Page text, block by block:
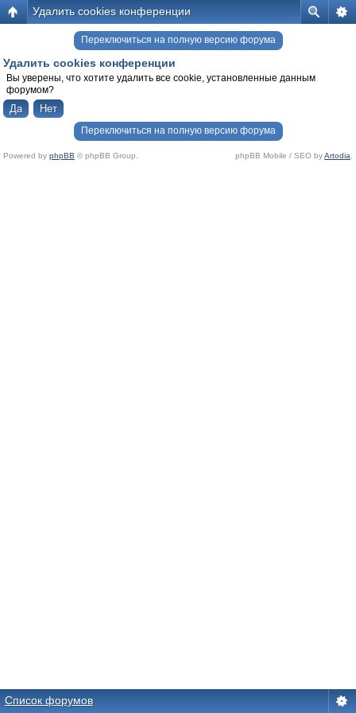
Удалить cookies конференции
Переключиться на полную версию форума
Удалить cookies конференции
Вы уверены, что хотите удалить все cookie, установленные данным
форумом?
Переключиться на полную версию форума
Powered by phpBB © phpBB Group. phpBB Mobile / SEO byArtodia
Список форумов